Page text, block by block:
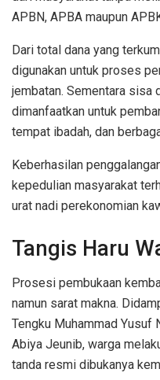
APBN, APBA maupun
Dari total dana yang
digunakan untuk proses
jembatan. Sementara sisa
dimanfaatkan untuk
tempat ibadah, dan
Keberhasilan
kepedulian masyarakat
urat nadi perekonomian
Tangis Haru
Prosesi pembukaan
namun sarat makna.
Tengku Muhammad Yusuf
Abiya Jeunib, warga
tanda resmi dibukanya